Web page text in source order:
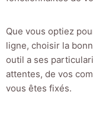
Que vous optiez
ligne, choisir la
outil a ses
attentes, de vos
vous êtes fixés.